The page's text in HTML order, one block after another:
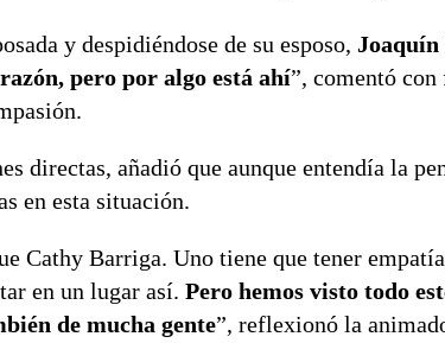
y despidiéndose de su esposo,
pero por algo está ahí”, comentó con
directas, añadió que aunque entendía la
en esta situación.
Cathy Barriga. Uno tiene que tener
en un lugar así. Pero hemos visto todo
de mucha gente”, reflexionó la